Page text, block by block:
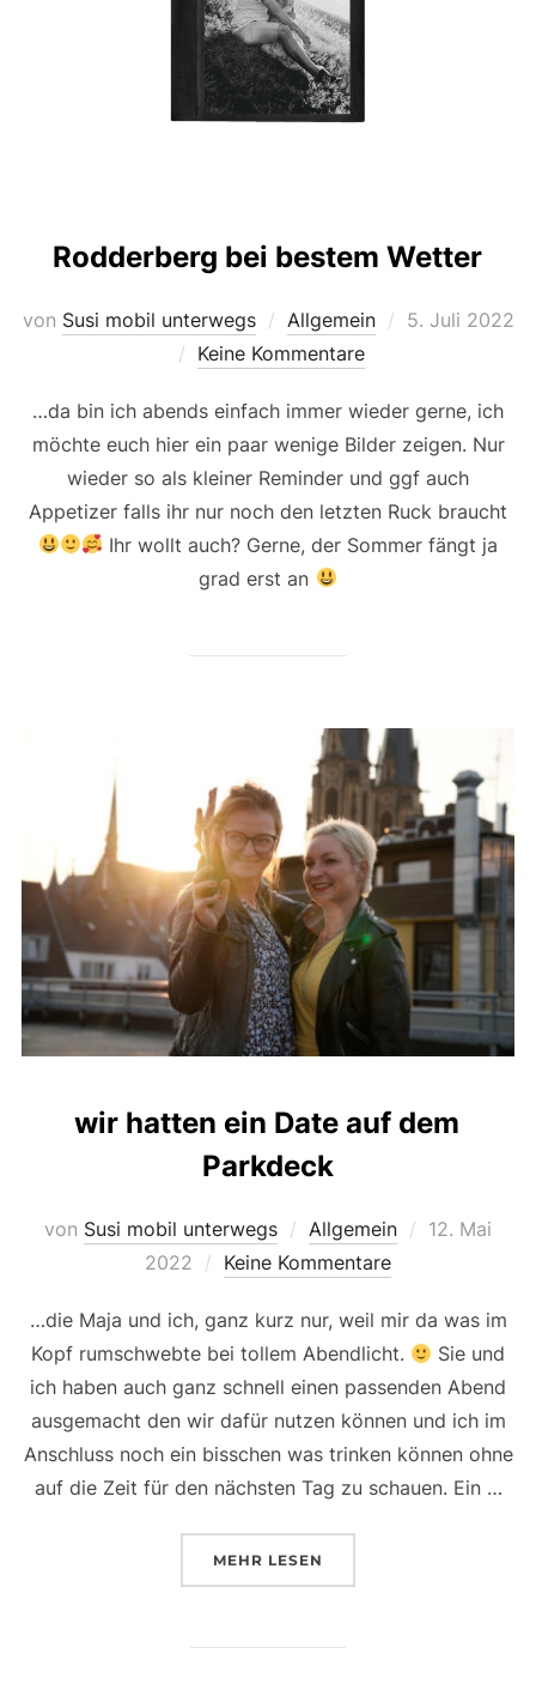
Rodderberg bei bestem Wetter
von Susi mobil unterwegs Allgemein
Veröffentlicht
5. Juli 2022
Keine Kommentare
…da bin ich abends einfach immer wieder gerne, ich
möchte euch hier ein paar wenige Bilder zeigen. Nur
wieder so als kleiner Reminder und ggf auch
Appetizer falls ihr nur noch den letzten Ruck braucht
Ihr wollt auch? Gerne, der Sommer fängt ja
grad erst an
wir hatten ein Date auf dem
Parkdeck
von Susi mobil unterwegs Allgemein
12. Mai
2022
Keine Kommentare
…die Maja und ich, ganz kurz nur, weil mir da was im
Kopf rumschwebte bei tollem Abendlicht.
Sie und
ich haben auch ganz schnell einen passenden Abend
ausgemacht den wir dafür nutzen können und ich im
Anschluss noch ein bisschen was trinken können ohne
auf die Zeit für den nächsten Tag zu schauen. Ein …
MEHR ÜBER „WIR HATTEN EIN DATE
LESEN